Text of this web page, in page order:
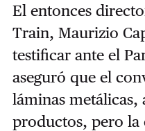
El entonces
Train, Maurizio
testificar ante el
aseguró que el
láminas
productos, pero la